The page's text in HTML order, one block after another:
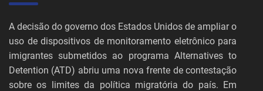
A decisão do governo dos Estados Unidos de ampliar o
uso de dispositivos de monitoramento eletrônico para
imigrantes submetidos ao programa Alternatives to
Detention (ATD) abriu uma nova frente de contestação
sobre os limites da política migratória do país. Em